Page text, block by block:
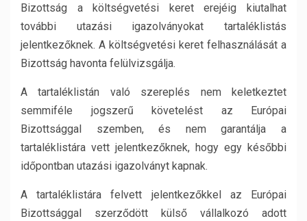
Bizottság a költségvetési keret erejéig kiutalhat
további utazási igazolványokat tartaléklistás
jelentkezőknek. A költségvetési keret felhasználását a
Bizottság havonta felülvizsgálja.
A tartaléklistán való szereplés nem keletkeztet
semmiféle jogszerű követelést az Európai
Bizottsággal szemben, és nem garantálja a
tartaléklistára vett jelentkezőknek, hogy egy későbbi
időpontban utazási igazolványt kapnak.
A tartaléklistára felvett jelentkezőkkel az Európai
Bizottsággal szerződött külső vállalkozó adott